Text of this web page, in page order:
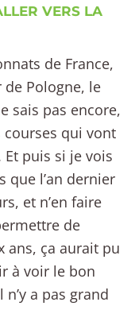
VERS LA
de France,
Pologne, le
sais pas encore,
courses qui vont
puis si je vois
que l’an dernier
et n’en faire
de
ans, ça aurait pu
à voir le bon
a pas grand